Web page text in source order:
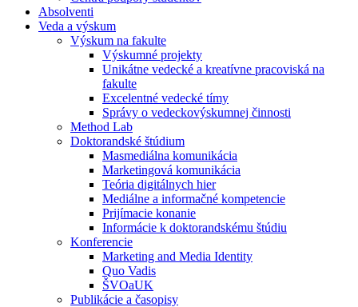
Absolventi
Veda a výskum
Výskum na fakulte
Výskumné projekty
Unikátne vedecké a kreatívne pracoviská na
fakulte
Excelentné vedecké tímy
Správy o vedeckovýskumnej činnosti
Method Lab
Doktorandské štúdium
Masmediálna komunikácia
Marketingová komunikácia
Teória digitálnych hier
Mediálne a informačné kompetencie
Prijímacie konanie
Informácie k doktorandskému štúdiu
Konferencie
Marketing and Media Identity
Quo Vadis
ŠVOaUK
Publikácie a časopisy